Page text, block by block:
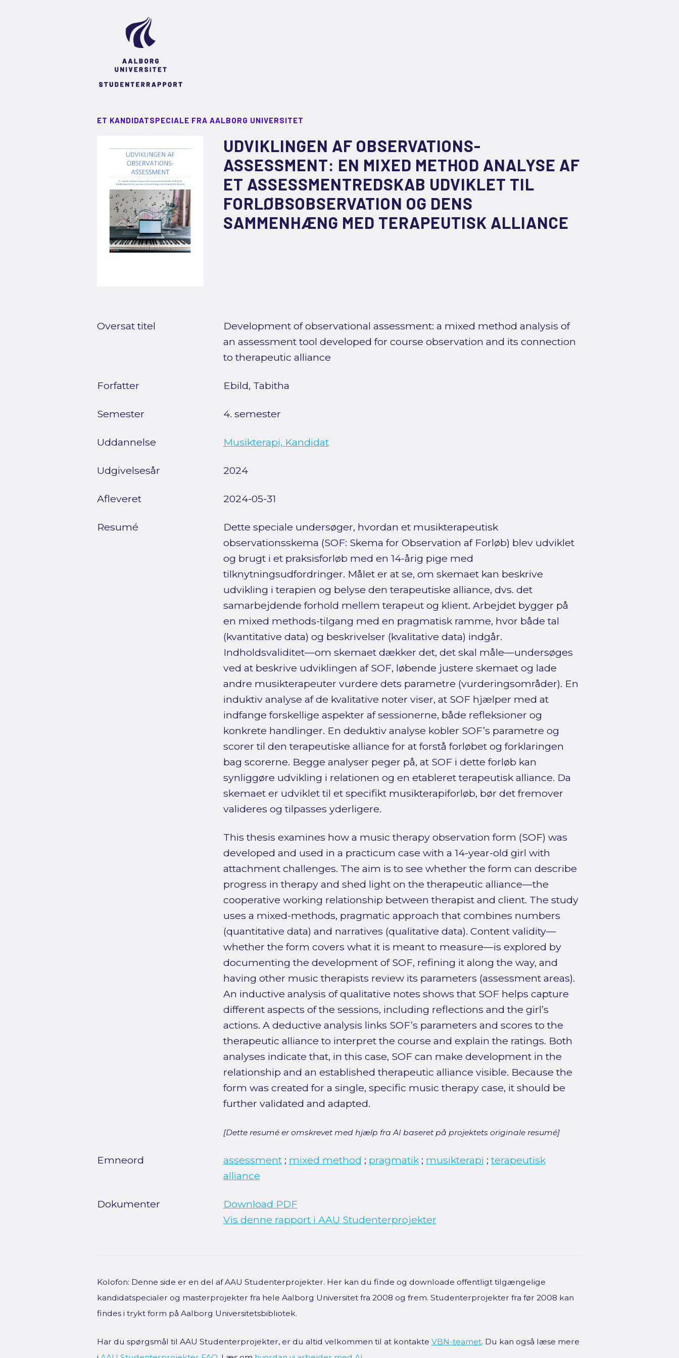
ET KANDIDATSPECIALE FRA AALBORG UNIVERSITET
UDVIKLINGEN AF OBSERVATIONS-
ASSESSMENT: EN MIXED METHOD ANALYSE AF
ET ASSESSMENTREDSKAB UDVIKLET TIL
FORLØBSOBSERVATION OG DENS
SAMMENHÆNG MED TERAPEUTISK ALLIANCE
Oversat titel
Development of observational assessment: a mixed method analysis of
an assessment tool developed for course observation and its connection
to therapeutic alliance
Forfatter Ebild, Tabitha
Semester 4. semester
Uddannelse Musikterapi, Kandidat
Udgivelsesår 2024
Afleveret 2024-05-31
Resumé
Dette speciale undersøger, hvordan et musikterapeutisk
observationsskema (SOF: Skema for Observation af Forløb) blev udviklet
og brugt i et praksisforløb med en 14-årig pige med
tilknytningsudfordringer. Målet er at se, om skemaet kan beskrive
udvikling i terapien og belyse den terapeutiske alliance, dvs. det
samarbejdende forhold mellem terapeut og klient. Arbejdet bygger på
en mixed methods-tilgang med en pragmatisk ramme, hvor både tal
(kvantitative data) og beskrivelser (kvalitative data) indgår.
Indholdsvaliditet—om skemaet dækker det, det skal måle—undersøges
ved at beskrive udviklingen af SOF, løbende justere skemaet og lade
andre musikterapeuter vurdere dets parametre (vurderingsområder). En
induktiv analyse af de kvalitative noter viser, at SOF hjælper med at
indfange forskellige aspekter af sessionerne, både refleksioner og
konkrete handlinger. En deduktiv analyse kobler SOF’s parametre og
scorer til den terapeutiske alliance for at forstå forløbet og forklaringen
bag scorerne. Begge analyser peger på, at SOF i dette forløb kan
synliggøre udvikling i relationen og en etableret terapeutisk alliance. Da
skemaet er udviklet til et specifikt musikterapiforløb, bør det fremover
valideres og tilpasses yderligere.
This thesis examines how a music therapy observation form (SOF) was
developed and used in a practicum case with a 14-year-old girl with
attachment challenges. The aim is to see whether the form can describe
progress in therapy and shed light on the therapeutic alliance—the
cooperative working relationship between therapist and client. The study
uses a mixed-methods, pragmatic approach that combines numbers
(quantitative data) and narratives (qualitative data). Content validity—
whether the form covers what it is meant to measure—is explored by
documenting the development of SOF, refining it along the way, and
having other music therapists review its parameters (assessment areas).
An inductive analysis of qualitative notes shows that SOF helps capture
different aspects of the sessions, including reflections and the girl’s
actions. A deductive analysis links SOF’s parameters and scores to the
therapeutic alliance to interpret the course and explain the ratings. Both
analyses indicate that, in this case, SOF can make development in the
relationship and an established therapeutic alliance visible. Because the
form was created for a single, specific music therapy case, it should be
further validated and adapted.
[Dette resumé er omskrevet med hjælp fra AI baseret på projektets originale resumé]
Emneord assessment; mixed method ; pragmatik; musikterapi ;terapeutisk
alliance
Dokumenter
Download PDF
Vis denne rapport i AAU Studenterprojekter
Kolofon: Denne side er en del af AAU Studenterprojekter. Her kan du finde og downloade offentligt tilgængelige
kandidatspecialer og masterprojekter fra hele Aalborg Universitet fra 2008 og frem. Studenterprojekter fra før 2008 kan
findes i trykt form på Aalborg Universitetsbibliotek.
Har du spørgsmål til AAU Studenterprojekter, er du altid velkommen til at kontakte VBN-teamet. Du kan også læse mere